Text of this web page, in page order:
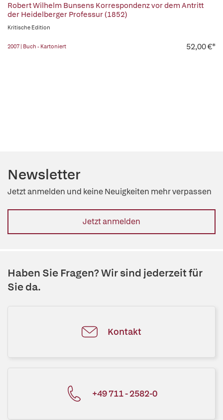
Robert Wilhelm Bunsens Korrespondenz vor dem Antritt
der Heidelberger Professur (1852)
Kritische Edition
2007 | Buch - Kartoniert 52,00 €*
Newsletter
Jetzt anmelden und keine Neuigkeiten mehr verpassen
Jetzt anmelden
Haben Sie Fragen? Wir sind jederzeit für
Sie da.
Kontakt
+49 711 - 2582-0